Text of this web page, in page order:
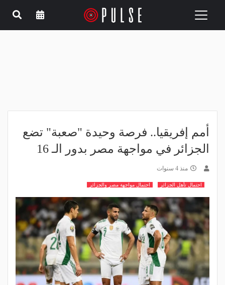
Toggle
أمم إفريقيا.. فرصة وحيدة "صعبة" تضع
الجزائر في مواجهة مصر بدور الـ 16
منذ 4 سنوات
احتمال تأهل الجزائر احتمال مواجهة مصر والجزائر